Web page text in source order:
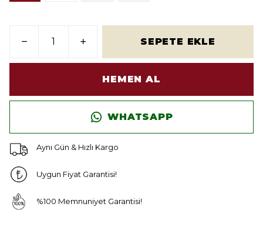
SEPETE EKLE
HEMEN AL
WHATSAPP
Aynı Gün & Hızlı Kargo
Uygun Fiyat Garantisi!
%100 Memnuniyet Garantisi!